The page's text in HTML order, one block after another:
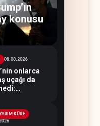
konusu
08.08.2026
onlarca
uçağı da
KÜRE